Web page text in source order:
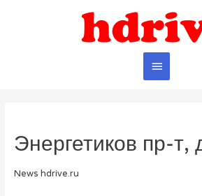
Главное
Энергетиков пр-т,
News hdrive.ru